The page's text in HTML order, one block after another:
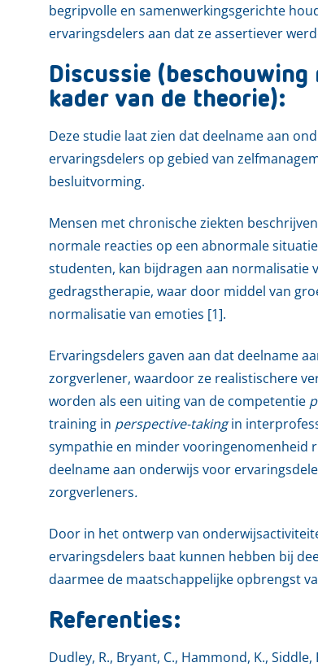
begripvolle en samenwerkingsgerichte
ervaringsdelers aan dat ze assertiever
Discussie
kader van de theorie):
Deze studie laat zien dat deelname aan
ervaringsdelers op gebied van
besluitvorming.
Mensen met chronische ziekten
normale reacties op een abnormale
studenten, kan bijdragen aan
gedragstherapie, waar door middel van
normalisatie van emoties [1].
Ervaringsdelers gaven aan dat deelname
zorgverlener, waardoor ze realistischere
worden als een uiting van de competentie
training in perspective-takingin
sympathie en minder vooringenomenheid
deelname aan onderwijs voor
zorgverleners.
Door in het ontwerp van
ervaringsdelers baat kunnen hebben bij
daarmee de maatschappelijke opbrengst
Referenties:
Dudley, R., Bryant, C., Hammond, K.,